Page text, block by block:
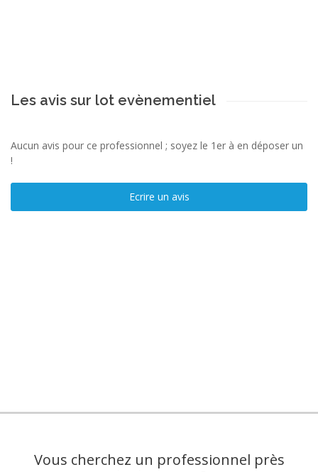
Les avis sur lot evènementiel
Aucun avis pour ce professionnel ; soyez le 1er à en déposer un
!
Ecrire un avis
Vous cherchez un professionnel près